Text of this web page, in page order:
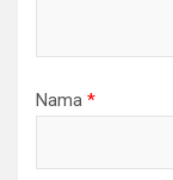
Nama *